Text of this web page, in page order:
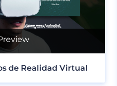
de Realidad Virtual